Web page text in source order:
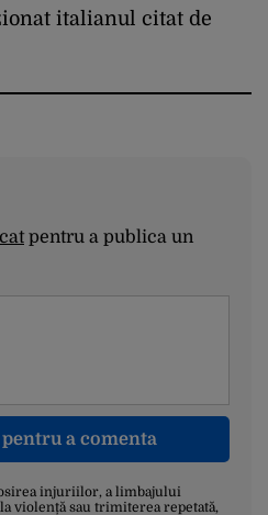
italianul citat de
pentru a publica un
a comenta
injuriilor, a limbajului
violență sau trimiterea repetată,